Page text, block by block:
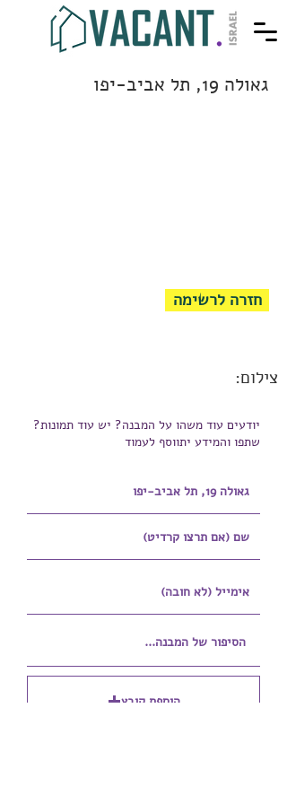
גאולה 19, תל אביב-יפו
חזרה לרשימה
צילום:
יודעים עוד משהו על המבנה? יש עוד תמונות?
שתפו והמידע יתווסף לעמוד
הוספת קובץ